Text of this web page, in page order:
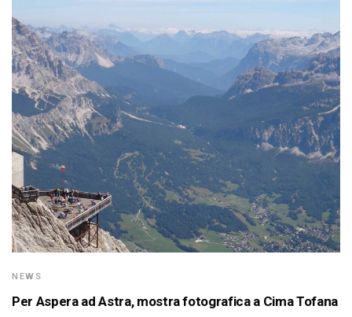
NEWS
Per Aspera ad Astra, mostra fotografica a Cima Tofana